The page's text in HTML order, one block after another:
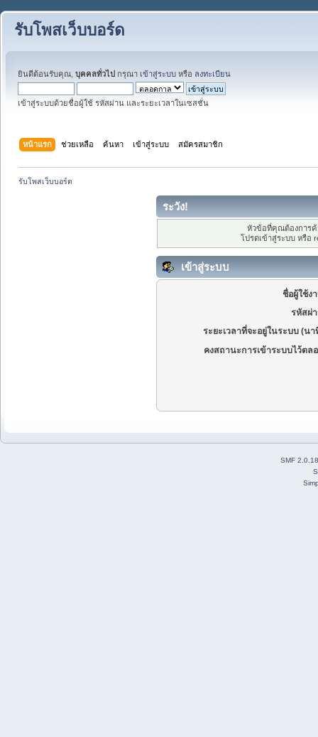
รับโพสเว็บบอร์ด
ยินดีต้อนรับคุณ, บุคคลทั่วไป กรุณา เข้าสู่ระบบ หรือ ลงทะเบียน
เข้าสู่ระบบด้วยชื่อผู้ใช้ รหัสผ่าน และระยะเวลาในเซสชั่น
หน้าแรก ช่วยเหลือ ค้นหา เข้าสู่ระบบ สมัครสมาชิก
รับโพสเว็บบอร์ด
ระวัง!
หัวข้อที่คุณต้องการ
โปรดเข้าสู่ระบบ หรือ
เข้าสู่ระบบ
ชื่อผู้ใช้ง
รหัสผ่
ระยะเวลาที่จะอยู่ในระบบ (นา
คงสถานะการเข้าระบบไว้ตล
SMF 2.0.18